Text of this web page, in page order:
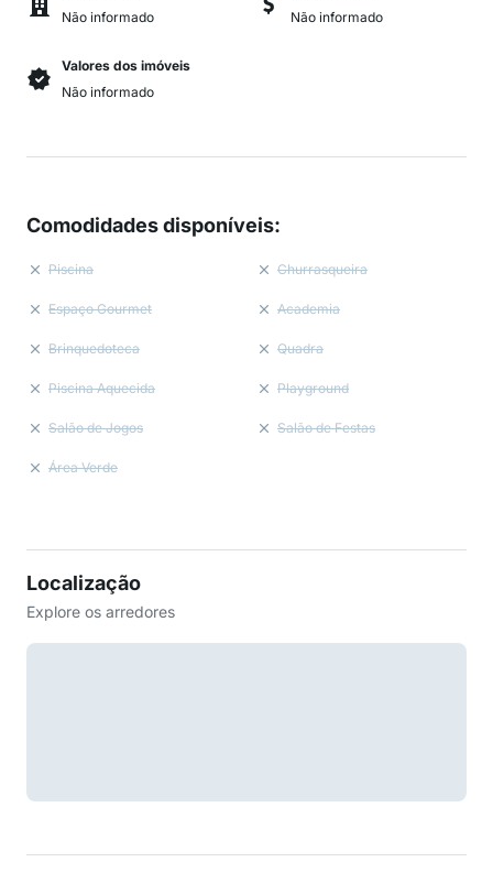
Não informado
Não informado
Valores dos imóveis
Não informado
Comodidades disponíveis:
Piscina Churrasqueira
Espaço Gourmet Academia
Brinquedoteca Quadra
Piscina Aquecida Playground
Salão de Jogos Salão de Festas
Área Verde
Localização
Explore os arredores